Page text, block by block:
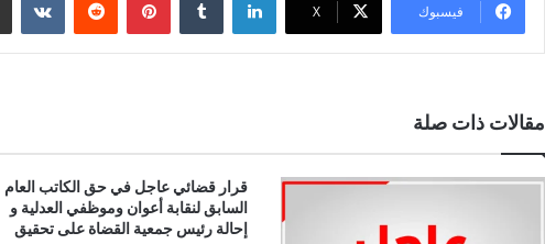
فيسبوك X
مقالات ذات صلة
قرار قضائي عاجل في حق الكاتب العام
السابق لنقابة أعوان وموظفي العدلية و
إحالة رئيس جمعية القضاة على تحقيق